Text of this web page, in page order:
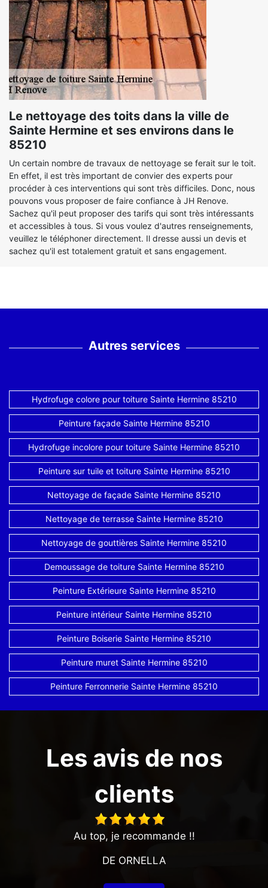
Le nettoyage des toits dans la ville de
Sainte Hermine et ses environs dans le
85210
Un certain nombre de travaux de nettoyage se ferait sur le toit.
En effet, il est très important de convier des experts pour
procéder à ces interventions qui sont très difficiles. Donc, nous
pouvons vous proposer de faire confiance à JH Renove.
Sachez qu'il peut proposer des tarifs qui sont très intéressants
et accessibles à tous. Si vous voulez d'autres renseignements,
veuillez le téléphoner directement. Il dresse aussi un devis et
sachez qu'il est totalement gratuit et sans engagement.
Autres services
Hydrofuge colore pour toiture Sainte Hermine 85210
Peinture façade Sainte Hermine 85210
Hydrofuge incolore pour toiture Sainte Hermine 85210
Peinture sur tuile et toiture Sainte Hermine 85210
Nettoyage de façade Sainte Hermine 85210
Nettoyage de terrasse Sainte Hermine 85210
Nettoyage de gouttières Sainte Hermine 85210
Demoussage de toiture Sainte Hermine 85210
Peinture Extérieure Sainte Hermine 85210
Peinture intérieur Sainte Hermine 85210
Peinture Boiserie Sainte Hermine 85210
Peinture muret Sainte Hermine 85210
Peinture Ferronnerie Sainte Hermine 85210
Les avis de nos
clients
Au top, je recommande !!
DE ORNELLA